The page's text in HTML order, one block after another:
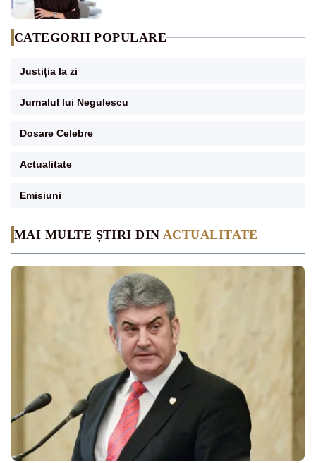
MAI MULTE ȘTIRI DIN ACTUALITATE
CATEGORII POPULARE
Justiția la zi
Jurnalul lui Negulescu
Dosare Celebre
Actualitate
Emisiuni